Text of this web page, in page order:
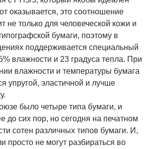
оказывается, это соотношение
не только для человеческой кожи и
бумаги, поэтому в
поддерживается специальный
влажности и 23 градуса тепла. При
влажности и температуры бумага
упругой, эластичной и лучше
было четыре типа бумаги, и
до сих пор, но сегодня на печатном
сотен различных типов бумаги. И,
просто не могут разбираться во